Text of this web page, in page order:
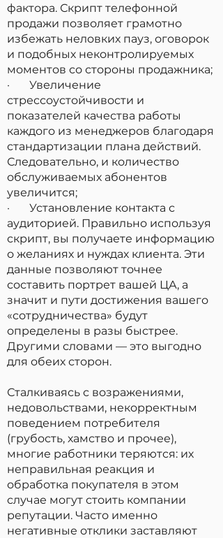
фактора. Скрипт телефонной
продажи позволяет грамотно
избежать неловких пауз, оговорок
и подобных неконтролируемых
моментов со стороны продажника;
· Увеличение
стрессоустойчивости и
показателей качества работы
каждого из менеджеров благодаря
стандартизации плана действий.
Следовательно, и количество
обслуживаемых абонентов
увеличится;
· Установление контакта с
аудиторией. Правильно используя
скрипт, вы получаете информацию
о желаниях и нуждах клиента. Эти
данные позволяют точнее
составить портрет вашей ЦА, а
значит и пути достижения вашего
«сотрудничества» будут
определены в разы быстрее.
Другими словами — это выгодно
для обеих сторон.
Сталкиваясь с возражениями,
недовольствами, некорректным
поведением потребителя
(грубость, хамство и прочее),
многие работники теряются: их
неправильная реакция и
обработка покупателя в этом
случае могут стоить компании
репутации. Часто именно
негативные отклики заставляют